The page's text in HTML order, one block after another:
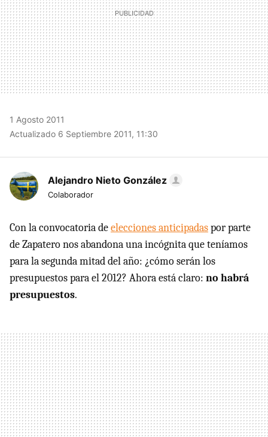
1 Agosto 2011
Actualizado 6 Septiembre 2011, 11:30
Alejandro Nieto González
Colaborador
Con la convocatoria deelecciones anticipadaspor parte
de Zapatero nos abandona una incógnita que teníamos
para la segunda mitad del año: ¿cómo serán los
presupuestos para el 2012? Ahora está claro: no habrá
presupuestos.